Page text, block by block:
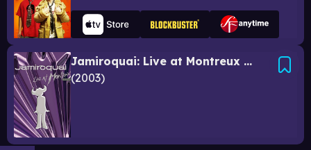
Jamiroquai: Live at Montreux 2003
2003